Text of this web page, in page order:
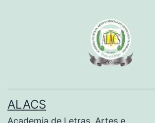
ALACS
Academia de Letras, Artes e